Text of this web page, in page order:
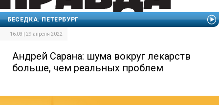
БЕСЕДКА. ПЕТЕРБУРГ
16:03 | 29 апреля 2022
Андрей Сарана: шума вокруг лекарств
больше, чем реальных проблем